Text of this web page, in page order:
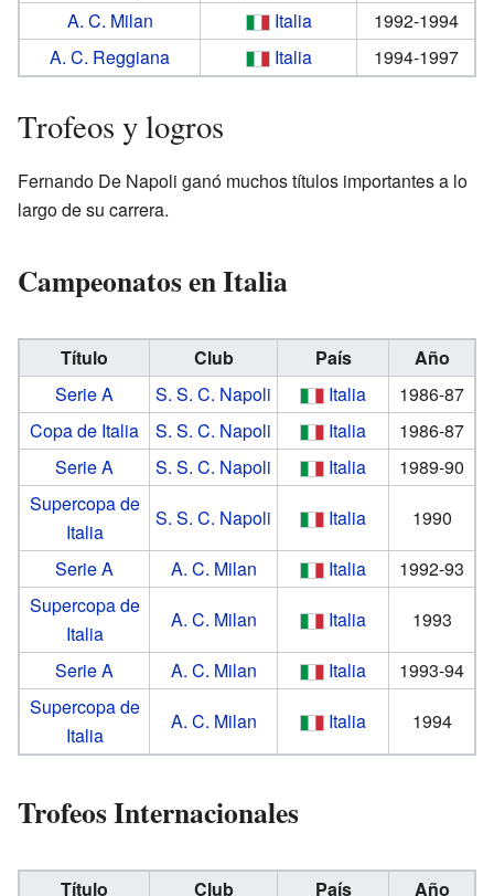
A. C. Milan
Italia
1992-1994
A. C. Reggiana
Italia 1994-1997
Trofeos y logros
Fernando De Napoli ganó muchos títulos importantes a lo
largo de su carrera.
Campeonatos en Italia
Título Club País
Año
Serie A
S. S. C. Napoli Italia
1986-87
Copa de Italia
S. S. C. Napoli Italia
1986-87
Serie A
S. S. C. Napoli Italia
1989-90
Supercopa de
Italia
S. S. C. Napoli Italia
1990
Serie A
A. C. Milan Italia
1992-93
Supercopa de
Italia
A. C. Milan Italia
1993
Serie A
A. C. Milan Italia
1993-94
Supercopa de
Italia
A. C. Milan Italia 1994
Trofeos Internacionales
Título Club País
Año